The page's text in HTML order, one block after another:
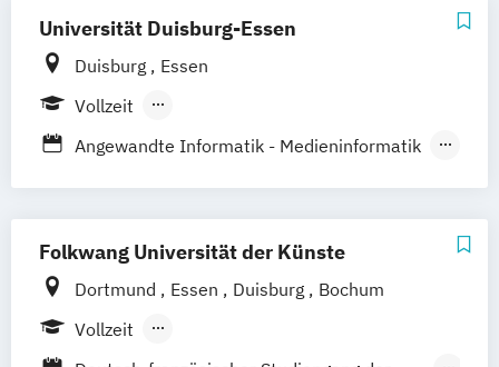
Visuelle Kommunikation B.A. (EN)
Universität Duisburg-Essen
Duisburg
Essen
Vollzeit
Berufsbegleitendes Präsenzstudium
Angewandte Informatik - Medieninformatik
Educational Media I Bildung & Medien
Kommunikationswissenschaft
Kunst- und Designwissenschaft
Kunstwissenschaft
Folkwang Universität der Künste
Dortmund Essen Duisburg
Bochum
Vollzeit
Berufsbegleitendes Präsenzstudium